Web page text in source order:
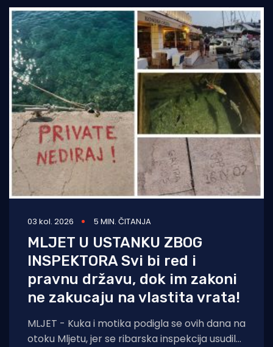
03 kol. 2026 5 MIN. ČITANJA
MLJET U USTANKU ZBOG
INSPEKTORA Svi bi red i
pravnu državu, dok im zakoni
ne zakucaju na vlastita vrata!
MLJET - Kuka i motika podigla se ovih dana na
otoku Mljetu, jer se ribarska inspekcija usudila